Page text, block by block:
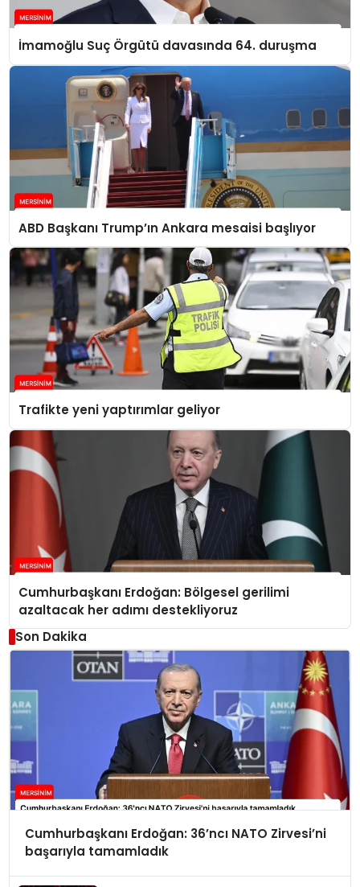
İmamoğlu Suç Örgütü davasında 64. duruşma
ABD Başkanı Trump’ın Ankara mesaisi başlıyor
Trafikte yeni yaptırımlar geliyor
Cumhurbaşkanı Erdoğan: Bölgesel gerilimi
azaltacak her adımı destekliyoruz
Son Dakika
Cumhurbaşkanı Erdoğan: 36’ncı NATO Zirvesi’ni
başarıyla tamamladık